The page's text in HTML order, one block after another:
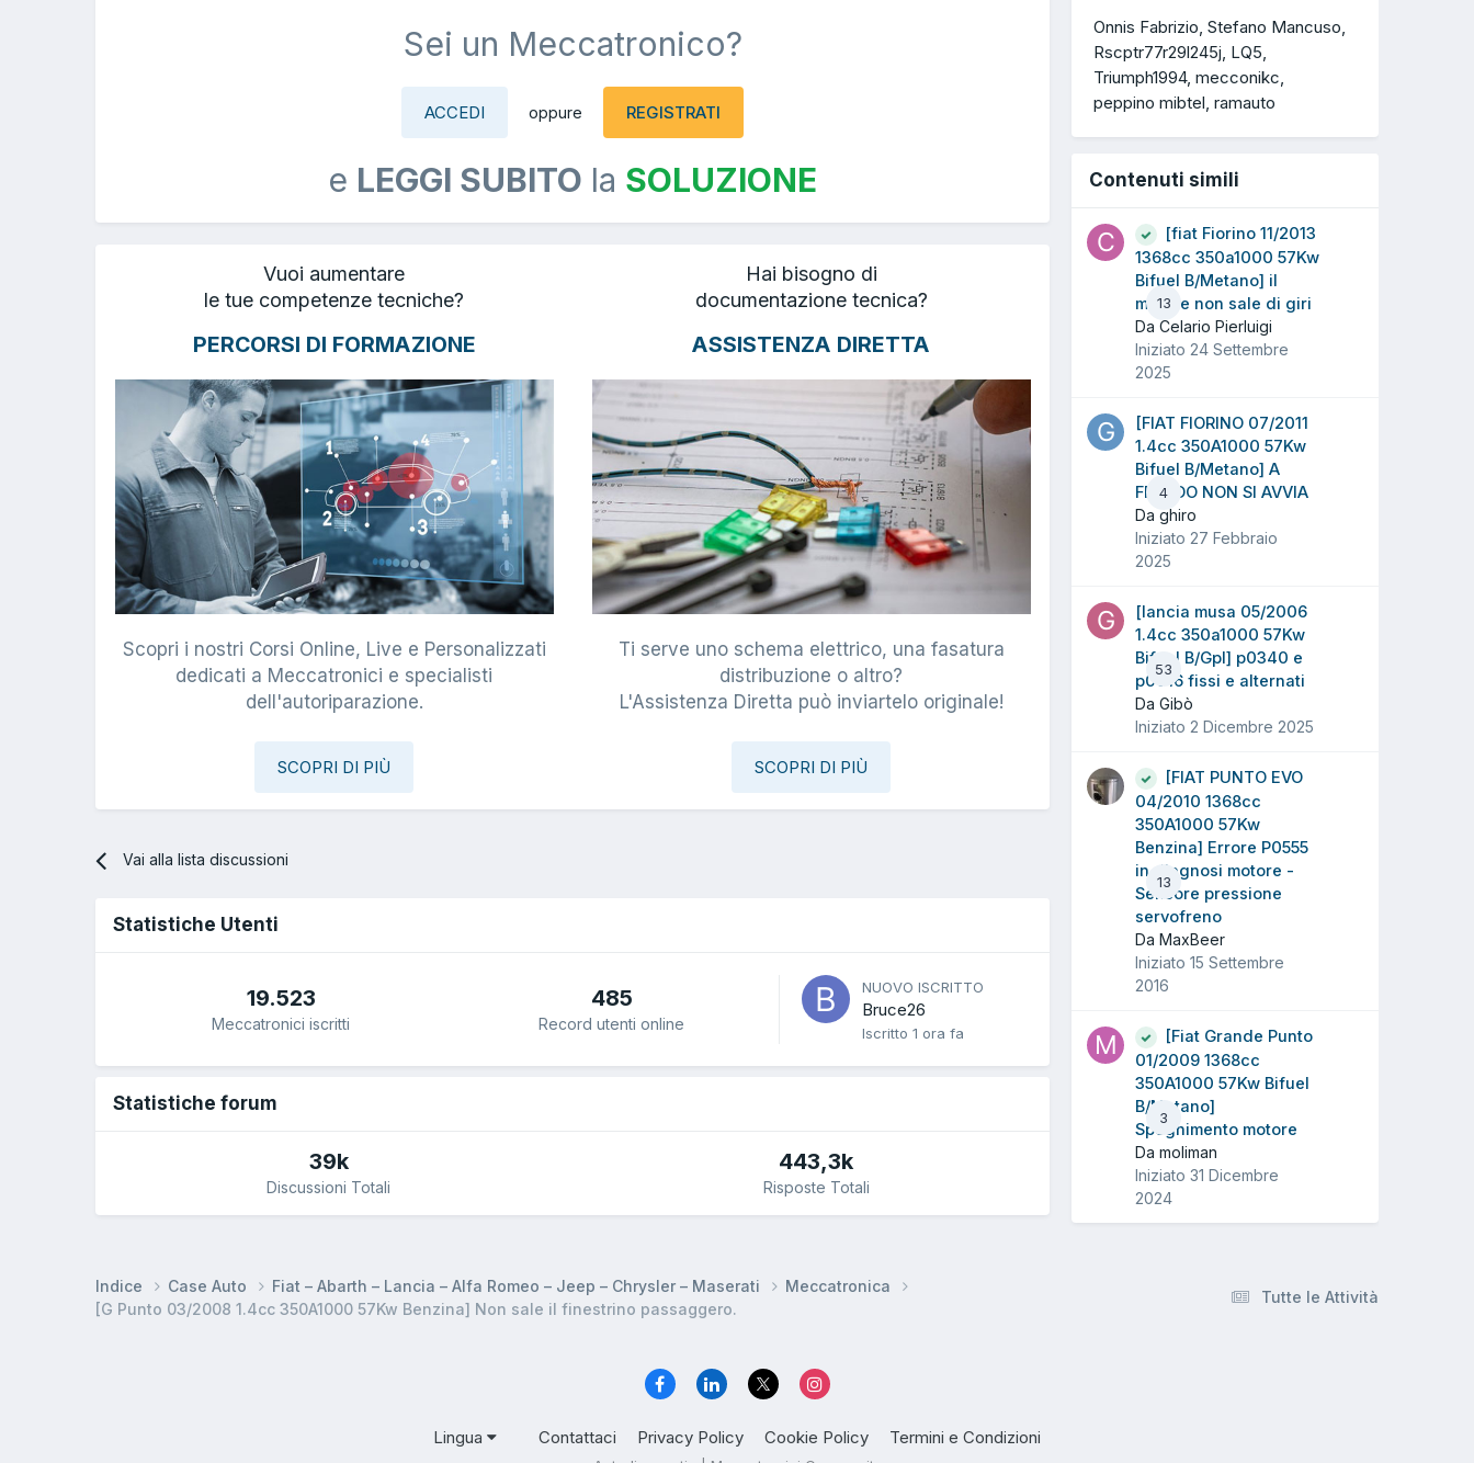
Sei un Meccatronico?
ACCEDI oppure REGISTRATI
e LEGGI SUBITO la SOLUZIONE
Vuoi aumentare
le tue competenze tecniche?
PERCORSI DI FORMAZIONE
Scopri i nostri Corsi Online, Live e Personalizzati
dedicati a Meccatronici e specialisti
dell'autoriparazione.
SCOPRI DI PIÙ
Hai bisogno di
documentazione tecnica?
ASSISTENZA DIRETTA
Ti serve uno schema elettrico, una fasatura
distribuzione o altro?
L'Assistenza Diretta può inviartelo originale!
SCOPRI DI PIÙ
Vai alla lista discussioni
Statistiche Utenti
19.523
Meccatronici iscritti
485
Record utenti online
NUOVO ISCRITTO
Bruce26
Iscritto 1 ora fa
Statistiche forum
39k
Discussioni Totali
443,3k
Risposte Totali
Onnis Fabrizio Stefano Mancuso
Rscptr77r29l245j LQ5
Triumph1994 mecconikc
peppino mibtel ramauto
Contenuti simili
13
[fiat Fiorino 11/2013
1368cc 350a1000 57Kw
Bifuel B/Metano] il
motore non sale di giri
Da Celario Pierluigi
Iniziato 24 Settembre
2025
4
[FIAT FIORINO 07/2011
1.4cc 350A1000 57Kw
Bifuel B/Metano] A
FREDDO NON SI AVVIA
Da ghiro
Iniziato 27 Febbraio
2025
53
[lancia musa 05/2006
1.4cc 350a1000 57Kw
Bifuel B/Gpl] p0340 e
p0016 fissi e alternati
Da Gibò
Iniziato 2 Dicembre 2025
13
[FIAT PUNTO EVO
04/2010 1368cc
350A1000 57Kw
Benzina] Errore P0555
in diagnosi motore -
Sensore pressione
servofreno
Da MaxBeer
Iniziato 15 Settembre
2016
3
[Fiat Grande Punto
01/2009 1368cc
350A1000 57Kw Bifuel
B/Metano]
Spegnimento motore
Da moliman
Iniziato 31 Dicembre
2024
Tutte le Attività
Indice Case Auto Fiat – Abarth – Lancia – Alfa Romeo – Jeep – Chrysler – Maserati
Meccatronica
[G Punto 03/2008 1.4cc 350A1000 57Kw Benzina] Non sale il finestrino passaggero.
Lingua Contattaci Privacy Policy Cookie Policy Termini e Condizioni